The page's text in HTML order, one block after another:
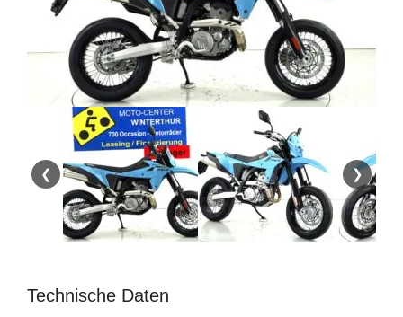
❮ ❯
Technische Daten